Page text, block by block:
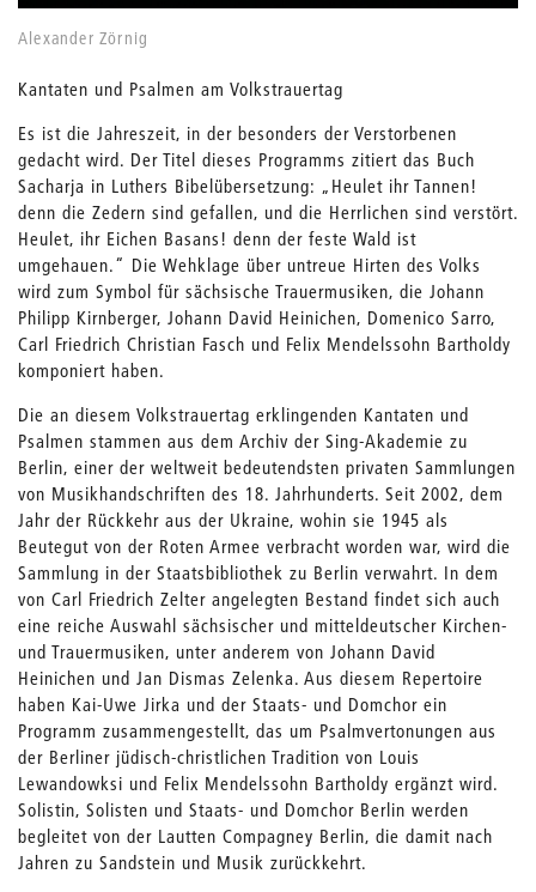
Alexander Zörnig
Kantaten und Psalmen am Volkstrauertag
Es ist die Jahreszeit, in der besonders der Verstorbenen
gedacht wird. Der Titel dieses Programms zitiert das Buch
Sacharja in Luthers Bibelübersetzung: „Heulet ihr Tannen!
denn die Zedern sind gefallen, und die Herrlichen sind verstört.
Heulet, ihr Eichen Basans! denn der feste Wald ist
umgehauen.“ Die Wehklage über untreue Hirten des Volks
wird zum Symbol für sächsische Trauermusiken, die Johann
Philipp Kirnberger, Johann David Heinichen, Domenico Sarro,
Carl Friedrich Christian Fasch und Felix Mendelssohn Bartholdy
komponiert haben.
Die an diesem Volkstrauertag erklingenden Kantaten und
Psalmen stammen aus dem Archiv der Sing-Akademie zu
Berlin, einer der weltweit bedeutendsten privaten Sammlungen
von Musikhandschriften des 18. Jahrhunderts. Seit 2002, dem
Jahr der Rückkehr aus der Ukraine, wohin sie 1945 als
Beutegut von der Roten Armee verbracht worden war, wird die
Sammlung in der Staatsbibliothek zu Berlin verwahrt. In dem
von Carl Friedrich Zelter angelegten Bestand findet sich auch
eine reiche Auswahl sächsischer und mitteldeutscher Kirchen-
und Trauermusiken, unter anderem von Johann David
Heinichen und Jan Dismas Zelenka. Aus diesem Repertoire
haben Kai-Uwe Jirka und der Staats- und Domchor ein
Programm zusammengestellt, das um Psalmvertonungen aus
der Berliner jüdisch-christlichen Tradition von Louis
Lewandowksi und Felix Mendelssohn Bartholdy ergänzt wird.
Solistin, Solisten und Staats- und Domchor Berlin werden
begleitet von der Lautten Compagney Berlin, die damit nach
Jahren zu Sandstein und Musik zurückkehrt.